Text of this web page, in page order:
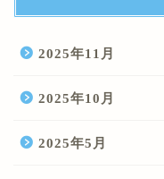
2025年11月
2025年10月
2025年5月